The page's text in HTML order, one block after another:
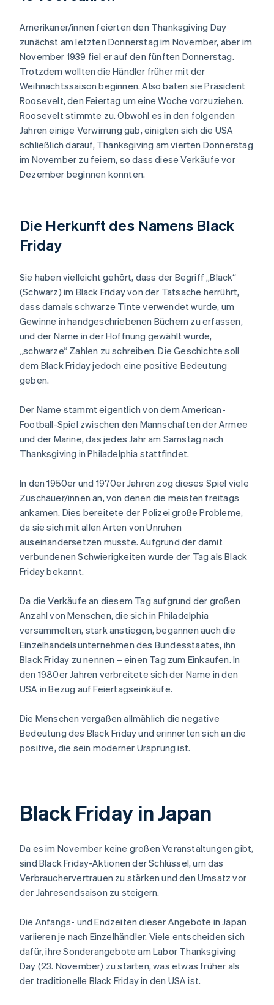
Amerikaner/innen feierten den Thanksgiving Day
zunächst am letzten Donnerstag im November, aber im
November 1939 fiel er auf den fünften Donnerstag.
Trotzdem wollten die Händler früher mit der
Weihnachtssaison beginnen. Also baten sie Präsident
Roosevelt, den Feiertag um eine Woche vorzuziehen.
Roosevelt stimmte zu. Obwohl es in den folgenden
Jahren einige Verwirrung gab, einigten sich die USA
schließlich darauf, Thanksgiving am vierten Donnerstag
im November zu feiern, so dass diese Verkäufe vor
Dezember beginnen konnten.
Die Herkunft des Namens Black
Friday
Sie haben vielleicht gehört, dass der Begriff „Black“
(Schwarz) im Black Friday von der Tatsache herrührt,
dass damals schwarze Tinte verwendet wurde, um
Gewinne in handgeschriebenen Büchern zu erfassen,
und der Name in der Hoffnung gewählt wurde,
„schwarze“ Zahlen zu schreiben. Die Geschichte soll
dem Black Friday jedoch eine positive Bedeutung
geben.
Der Name stammt eigentlich von dem American-
Football-Spiel zwischen den Mannschaften der Armee
und der Marine, das jedes Jahr am Samstag nach
Thanksgiving in Philadelphia stattfindet.
In den 1950er und 1970er Jahren zog dieses Spiel viele
Zuschauer/innen an, von denen die meisten freitags
ankamen. Dies bereitete der Polizei große Probleme,
da sie sich mit allen Arten von Unruhen
auseinandersetzen musste. Aufgrund der damit
verbundenen Schwierigkeiten wurde der Tag als Black
Friday bekannt.
Da die Verkäufe an diesem Tag aufgrund der großen
Anzahl von Menschen, die sich in Philadelphia
versammelten, stark anstiegen, begannen auch die
Einzelhandelsunternehmen des Bundesstaates, ihn
Black Friday zu nennen – einen Tag zum Einkaufen. In
den 1980er Jahren verbreitete sich der Name in den
USA in Bezug auf Feiertagseinkäufe.
Die Menschen vergaßen allmählich die negative
Bedeutung des Black Friday und erinnerten sich an die
positive, die sein moderner Ursprung ist.
Black Friday in Japan
Da es im November keine großen Veranstaltungen gibt,
sind Black Friday-Aktionen der Schlüssel, um das
Verbrauchervertrauen zu stärken und den Umsatz vor
der Jahresendsaison zu steigern.
Die Anfangs- und Endzeiten dieser Angebote in Japan
variieren je nach Einzelhändler. Viele entscheiden sich
dafür, ihre Sonderangebote am Labor Thanksgiving
Day (23. November) zu starten, was etwas früher als
der traditionelle Black Friday in den USA ist.